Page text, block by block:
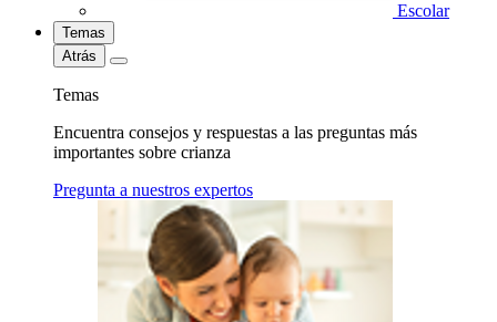
Escolar
Temas
Atrás
Temas
Encuentra consejos y respuestas a las preguntas más
importantes sobre crianza
Pregunta a nuestros expertos